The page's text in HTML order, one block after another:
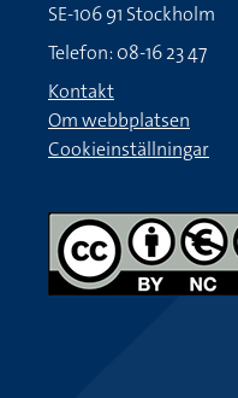
SE-106 91 Stockholm
Telefon: 08-16 23 47
Kontakt
Om webbplatsen
Cookieinställningar